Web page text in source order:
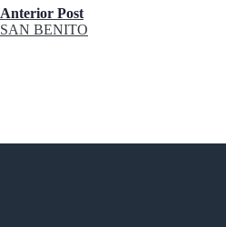
Anterior Post
SAN BENITO